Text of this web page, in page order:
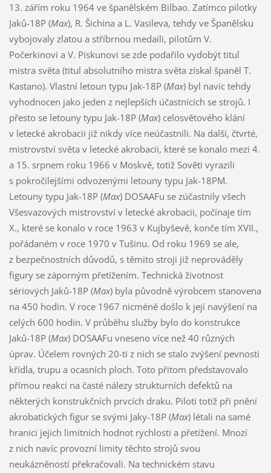
13. zářím roku 1964 ve španělském Bilbao. Zatímco pilotky
Jaků-18P (Max), R. Šichina a L. Vasileva, tehdy ve Španělsku
vybojovaly zlatou a stříbrnou medaili, pilotům V.
Počerkinovi a V. Piskunovi se zde podařilo vydobýt titul
mistra světa (titul absolutního mistra světa získal španěl T.
Kastano). Vlastní letoun typu Jak-18P (Max) byl navíc tehdy
vyhodnocen jako jeden z nejlepších účastnících se strojů. I
přesto se letouny typu Jak-18P (Max) celosvětového klání
v letecké akrobacii již nikdy více neúčastnili. Na další, čtvrté,
mistrovství světa v letecké akrobacii, které se konalo mezi 4.
a 15. srpnem roku 1966 v Moskvě, totiž Sověti vyrazili
s pokročilejšími odvozenými letouny typu Jak-18PM.
Letouny typu Jak-18P (Max) DOSAAFu se zúčastnily všech
Všesvazových mistrovství v letecké akrobacii, počínaje tím
X., které se konalo v roce 1963 v Kujbyševě, konče tím XVII.,
pořádaném v roce 1970 v Tušinu. Od roku 1969 se ale,
z bezpečnostních důvodů, s těmito stroji již neprováděly
figury se záporným přetížením. Technická životnost
sériových Jaků-18P (Max) byla původně výrobcem stanovena
na 450 hodin. V roce 1967 nicméně došlo k její navýšení na
celých 600 hodin. V průběhu služby bylo do konstrukce
Jaků-18P (Max) DOSAAFu vneseno více než 40 různých
úprav. Účelem rovných 20-ti z nich se stalo zvýšení pevnosti
křídla, trupu a ocasních ploch. Toto přitom představovalo
přímou reakci na časté nálezy strukturních defektů na
některých konstrukčních prvcích draku. Piloti totiž při pnění
akrobatických figur se svými Jaky-18P (Max) létali na samé
hranici jejich limitních hodnot rychlosti a přetížení. Mnozí
z nich navíc provozní limity těchto strojů svou
neukázněností překračovali. Na technickém stavu